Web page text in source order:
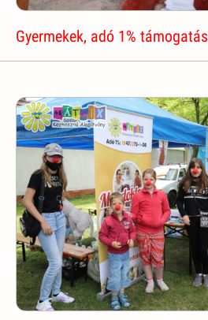
Gyermekek, adó 1% támogatás